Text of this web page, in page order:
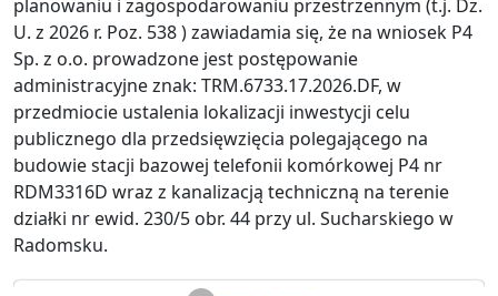
planowaniu i zagospodarowaniu przestrzennym (t.j. Dz.
U. z 2026 r. Poz. 538 ) zawiadamia się, że na wniosek P4
Sp. z o.o. prowadzone jest postępowanie
administracyjne znak: TRM.6733.17.2026.DF, w
przedmiocie ustalenia lokalizacji inwestycji celu
publicznego dla przedsięwzięcia polegającego na
budowie stacji bazowej telefonii komórkowej P4 nr
RDM3316D wraz z kanalizacją techniczną na terenie
działki nr ewid. 230/5 obr. 44 przy ul. Sucharskiego w
Radomsku.